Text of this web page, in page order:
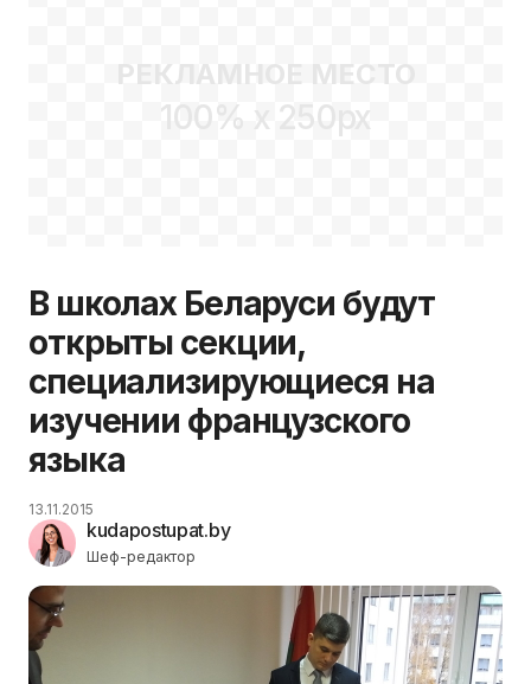
РЕКЛАМНОЕ МЕСТО
100% x 250px
В школах Беларуси будут
открыты секции,
специализирующиеся на
изучении французского
языка
kudapostupat.by
Шеф-редактор
13.11.2015